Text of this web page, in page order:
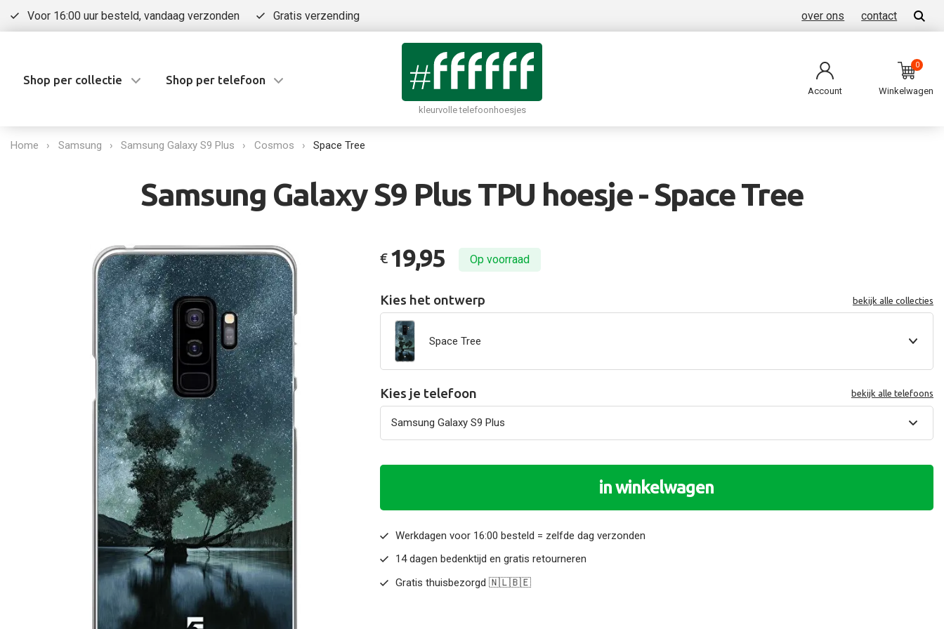
Voor 16:00 uur besteld, vandaag verzonden Gratis verzending over ons contact
Shop per collectie Shop per telefoon
kleurvolle telefoonhoesjes
Account
0
Winkelwagen
Home Samsung Samsung Galaxy S9 Plus Cosmos Space Tree
Samsung Galaxy S9 Plus TPU hoesje - Space Tree
€ 19,95 Op voorraad
Kies het ontwerp bekijk alle collecties
Space Tree
Kies je telefoon bekijk alle telefoons
in winkelwagen
Werkdagen voor 16:00 besteld = zelfde dag verzonden
14 dagen bedenktijd en gratis retourneren
Gratis thuisbezorgd 🇳🇱🇧🇪